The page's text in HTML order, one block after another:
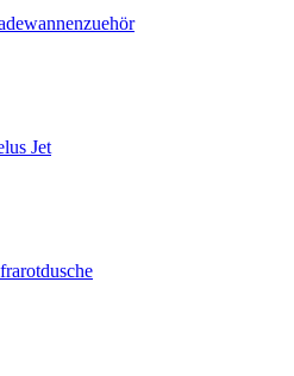
Jet